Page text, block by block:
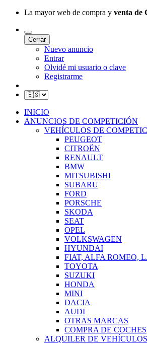
La mayor web de compra y venta de
Cerrar
Nuevo anuncio
Entrar
Olvidé mi usuario o clave
Registrarme
INICIO
ANUNCIOS DE COMPETICIÓN
VEHÍCULOS DE
PEUGEOT
CITROËN
RENAULT
BMW
MITSUBISHI
SUBARU
FORD
PORSCHE
SKODA
SEAT
OPEL
VOLKSWAGEN
HYUNDAI
FIAT, ALFA ROMEO,
TOYOTA
SUZUKI
HONDA
MINI
DACIA
AUDI
OTRAS MARCAS
COMPRA DE COCHES
ALQUILER DE